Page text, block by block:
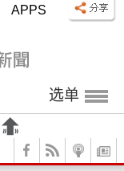
APPS
选单